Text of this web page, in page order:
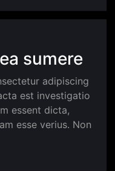
sumere
adipiscing
est investigatio
essent dicta,
esse verius. Non